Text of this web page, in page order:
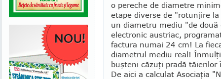
o pereche de dia­me­tre
etape diverse de "rotunjire
un diametru mediu "de
electronic austriac,
factura numai 24 cm! La
diametrul mediu real!
buşteni căzuţi pradă
De aici a calculat Asociaţia